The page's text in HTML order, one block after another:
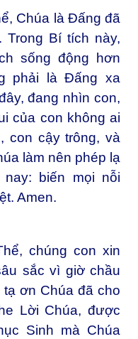
Chúa là Đấng đã
Bí tích này,
sống động hơn
phải là Đấng xa
đang nhìn con,
của con không ai
con cậy trông, và
làm nên phép lạ
biến mọi nỗi
Amen.
chúng con xin
sắc vì giờ chầu
tạ ơn Chúa đã cho
Lời Chúa, được
Sinh mà Chúa